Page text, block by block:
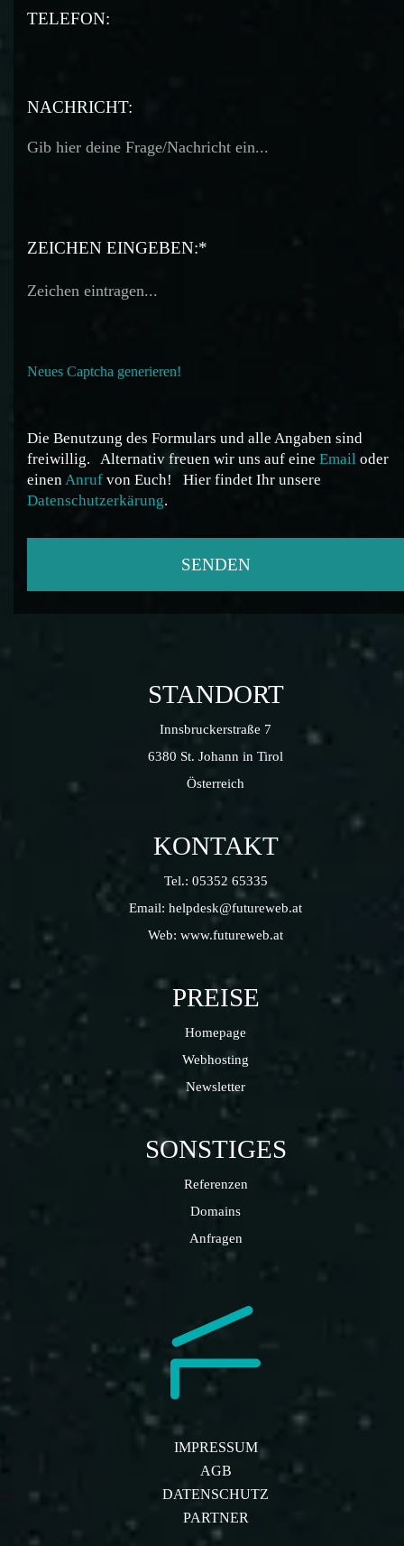
TELEFON:
TELEFON:
NACHRICHT:
ZEICHEN EINGEBEN:*
Neues Captcha generieren!
Die Benutzung des Formulars und alle Angaben sind
freiwillig.
Alternativ freuen wir uns auf eine Email oder
einenAnruf von Euch!
Hier findet Ihr unsere
Datenschutzerkärung.
STANDORT
Innsbruckerstraße 7
6380 St. Johann in Tirol
Österreich
KONTAKT
Tel.: 05352 65335
Email: helpdesk@futureweb.at
Web: www.futureweb.at
PREISE
Homepage
Webhosting
Newsletter
SONSTIGES
Referenzen
Domains
Anfragen
IMPRESSUM
AGB
DATENSCHUTZ
PARTNER